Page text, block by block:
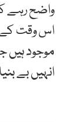
واضح رہے
اس وقت کے
موجود ہیں
انہیں بے